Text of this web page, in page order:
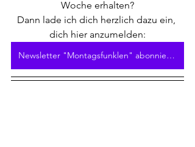
Woche erhalten?
Dann lade ich dich herzlich dazu ein,
dich hier anzumelden:
Newsletter "Montagsfunklen" abonnieren